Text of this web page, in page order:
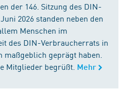
der 146. Sitzung des DIN-
2026 standen neben den
Menschen im
des DIN-Verbraucherrats in
maßgeblich geprägt haben.
Mitglieder begrüßt. Mehr